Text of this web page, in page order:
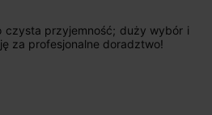
czysta przyjemność; duży wybór i
za profesjonalne doradztwo!